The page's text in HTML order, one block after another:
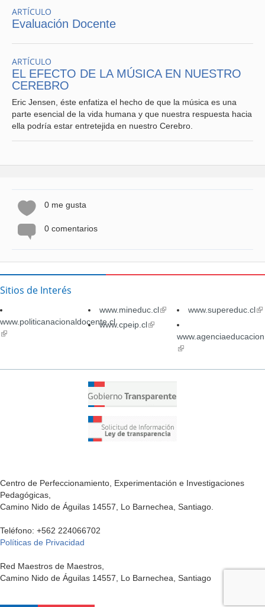
ARTÍCULO
Evaluación Docente
ARTÍCULO
EL EFECTO DE LA MÚSICA EN NUESTRO
CEREBRO
Eric Jensen, éste enfatiza el hecho de que la música es una
parte esencial de la vida humana y que nuestra respuesta hacia
ella podría estar entretejida en nuestro Cerebro.
0 me gusta
0 comentarios
Sitios de Interés
www.politicanacionaldocente.cl
(link
www.mineduc.cl(link
external)
www.supereduc.cl
www.cpeip.cl(link
external)(link
external)
Centro de Perfeccionamiento, Experimentación e Investigaciones
Pedagógicas,
Camino Nido de Águilas 14557, Lo Barnechea, Santiago.
Teléfono: +562 224066702
Políticas de Privacidad
Red Maestros de Maestros,
Camino Nido de Águilas 14557, Lo Barnechea, Santiago